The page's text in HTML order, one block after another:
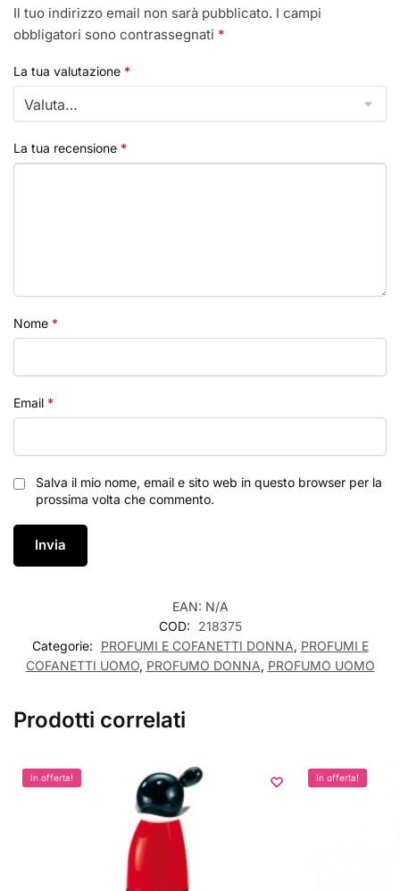
Il tuo indirizzo email non sarà pubblicato. I campi
obbligatori sono contrassegnati *
La tua valutazione *
La tua recensione *
Nome *
Email *
Salva il mio nome, email e sito web in questo browser per la
prossima volta che commento.
EAN: N/A
COD:
218375
Categorie:
PROFUMI E COFANETTI DONNA, PROFUMI E
COFANETTI UOMO, PROFUMO DONNA, PROFUMO UOMO
Prodotti correlati
In offerta! In offerta!